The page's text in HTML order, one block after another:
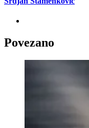
Povezano